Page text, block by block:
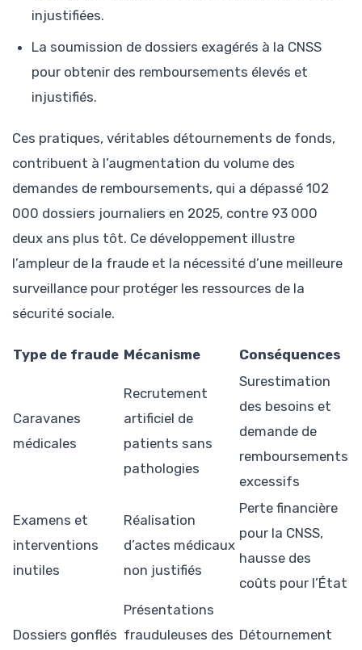
injustifiées.
La soumission de dossiers exagérés à la CNSS
pour obtenir des remboursements élevés et
injustifiés.
Ces pratiques, véritables détournements de fonds,
contribuent à l’augmentation du volume des
demandes de remboursements, qui a dépassé 102
000 dossiers journaliers en 2025, contre 93 000
deux ans plus tôt. Ce développement illustre
l’ampleur de la fraude et la nécessité d’une meilleure
surveillance pour protéger les ressources de la
sécurité sociale.
Type de fraude Mécanisme Conséquences
Caravanes
médicales
Recrutement
artificiel de
patients sans
pathologies
Surestimation
des besoins et
demande de
remboursements
excessifs
Examens et
interventions
inutiles
Réalisation
d’actes médicaux
non justifiés
Perte financière
pour la CNSS,
hausse des
coûts pour l’État
Dossiers gonflés
Présentations
frauduleuses des Détournement